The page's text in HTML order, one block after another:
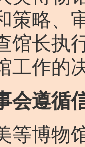
策略、
馆长执
工作的
会遵循
博物馆